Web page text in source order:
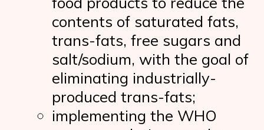
contents of saturated fats,
trans-fats, free sugars and
salt/sodium, with the goal of
eliminating industrially-
produced trans-fats;
implementing the WHO